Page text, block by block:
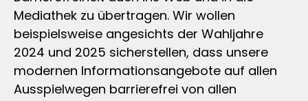
Mediathek zu übertragen. Wir wollen
beispielsweise angesichts der Wahljahre
2024 und 2025 sicherstellen, dass unsere
modernen Informationsangebote auf allen
Ausspielwegen barrierefrei von allen